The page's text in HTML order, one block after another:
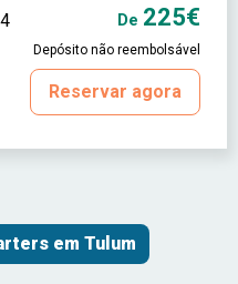
4 De 225€
Depósito não reembolsável
Reservar agora
em Tulum